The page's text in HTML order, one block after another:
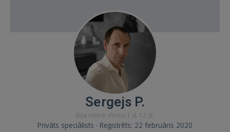
Sergejs P.
Bija vietnē: Pirms 1 d. 12 st.
Privāts speciālists · Reģistrēts: 22 februāris 2020